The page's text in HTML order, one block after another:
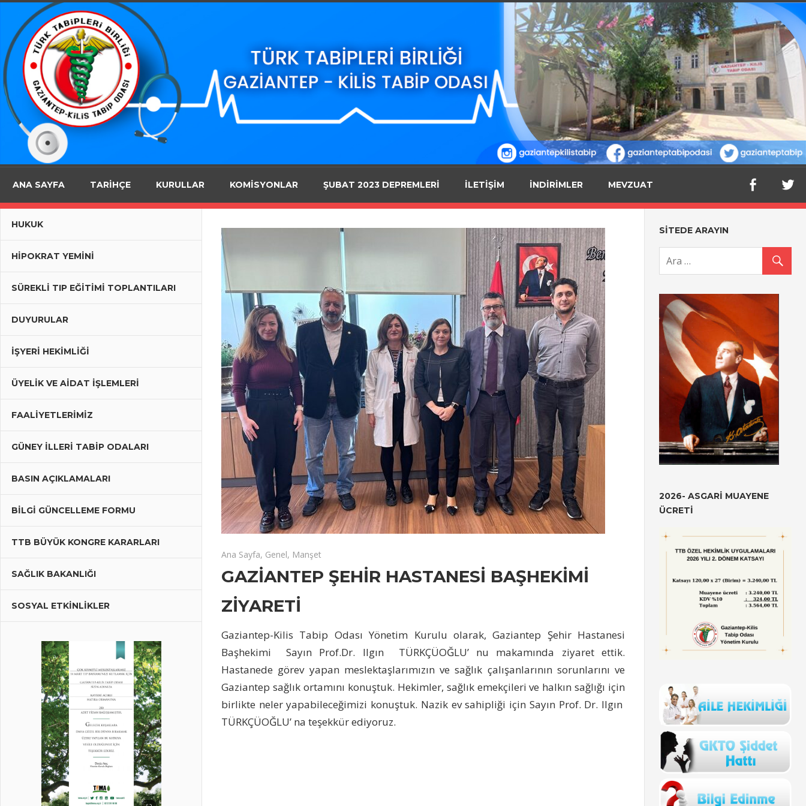
content
Gaziantep
Tabip
Odası
ANA SAYFA TARİHÇE KURULLAR KOMİSYONLAR ŞUBAT 2023 DEPREMLERİ İLETİŞİM İNDİRİMLER MEVZUAT
12 Kasım 2024
GAZİANTEP
ŞEHİR
HASTANESİ
BAŞHEKİMİ
ZİYARETİ
yorumlar kapalı
Ana Sayfa, Genel, Manşet
GAZİANTEP ŞEHİR HASTANESİ BAŞHEKİMİ
ZİYARETİ
Gaziantep-Kilis Tabip Odası Yönetim Kurulu olarak, Gaziantep Şehir Hastanesi
Başhekimi Sayın Prof.Dr. Ilgın TÜRKÇÜOĞLU’ nu makamında ziyaret ettik.
Hastanede görev yapan meslektaşlarımızın ve sağlık çalışanlarının sorunlarını ve
Gaziantep sağlık ortamını konuştuk. Hekimler, sağlık emekçileri ve halkın sağlığı için
birlikte neler yapabileceğimizi konuştuk. Nazik ev sahipliği için Sayın Prof. Dr. Ilgın
TÜRKÇÜOĞLU’ na teşekkür ediyoruz.
HUKUK
HIPOKRAT YEMINI
SÜREKLI TIP EĞITIMI TOPLANTILARI
DUYURULAR
İŞYERİ HEKİMLİĞİ
ÜYELIK VE AIDAT İŞLEMLERI
FAALIYETLERIMIZ
GÜNEY İLLERI TABIP ODALARI
BASIN AÇIKLAMALARI
BILGI GÜNCELLEME FORMU
TTB BÜYÜK KONGRE KARARLARI
SAĞLIK BAKANLIĞI
SOSYAL ETKİNLİKLER
SİTEDE ARAYIN
2026- ASGARI MUAYENE
ÜCRETI